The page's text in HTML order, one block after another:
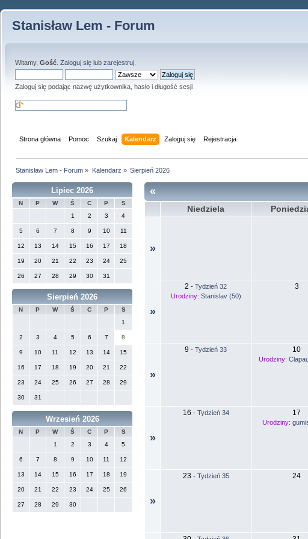
Stanisław Lem - Forum
Witamy, Gość Zaloguj się lub zarejestruj
Zaloguj się podając nazwę użytkownika, hasło i długość sesji
Strona główna Pomoc Szukaj Kalendarz Zaloguj się Rejestracja
Stanisław Lem - Forum » Kalendarz » Sierpień 2026
Lipiec 2026
N P W Ś C P
S
1
2 3 4
5 6 7 8 9 10 11
12 13 14 15 16 17 18
19 20 21 22 23 24 25
26 27 28 29 30 31
Sierpień 2026
N P W Ś C P
S
1
2 3 4 5 6 7 8
9 10 11 12 13 14 15
16 17 18 19 20 21 22
23 24 25 26 27 28 29
30 31
Wrzesień 2026
N P W Ś C P
S
1
2 3 4 5
6 7 8 9 10 11 12
13 14 15 16 17 18 19
20 21 22 23 24 25 26
27 28 29 30
«
Niedziela
»
»
2 - Tydzień 32
Urodziny: Stanislav (50)
3
»
9 - Tydzień 33 10
Urodziny:
»
16 - Tydzień 34 17
Urodziny:
»
23 - Tydzień 35 24